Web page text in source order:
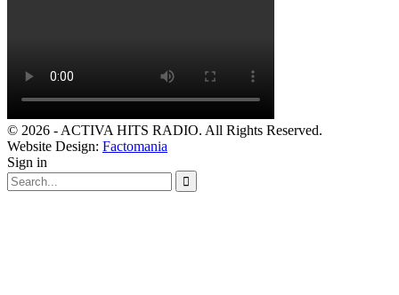
© 2026 - ACTIVA HITS RADIO. All Rights Reserved.
Website Design: Factomania
Sign in